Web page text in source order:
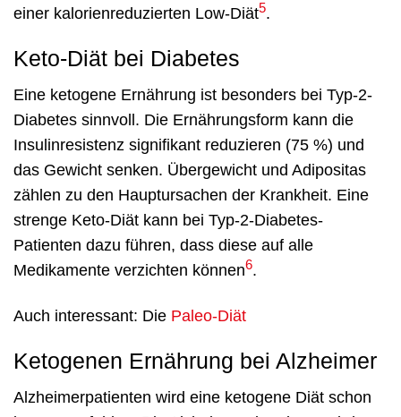
einer kalorienreduzierten Low-Diät5.
Keto-Diät bei Diabetes
Eine ketogene Ernährung ist besonders bei Typ-2-
Diabetes sinnvoll. Die Ernährungsform kann die
Insulinresistenz signifikant reduzieren (75 %) und
das Gewicht senken. Übergewicht und Adipositas
zählen zu den Hauptursachen der Krankheit. Eine
strenge Keto-Diät kann bei Typ-2-Diabetes-
Patienten dazu führen, dass diese auf alle
Medikamente verzichten können6.
Auch interessant: Die Paleo-Diät
Ketogenen Ernährung bei Alzheimer
Alzheimerpatienten wird eine ketogene Diät schon